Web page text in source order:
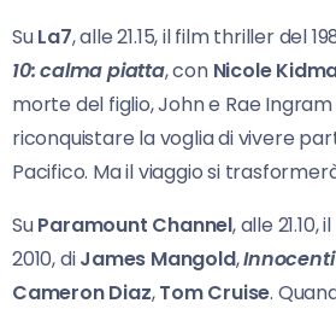
SuLa7, alle 21.15, il film thriller del
10: calma piatta, con Nicole
morte del figlio, John e Rae
riconquistare la voglia di vivere
Pacifico. Ma il viaggio si
SuParamount Channel, alle 21.10,
2010, diJames Mangold,
Cameron Diaz,Tom Cruise.